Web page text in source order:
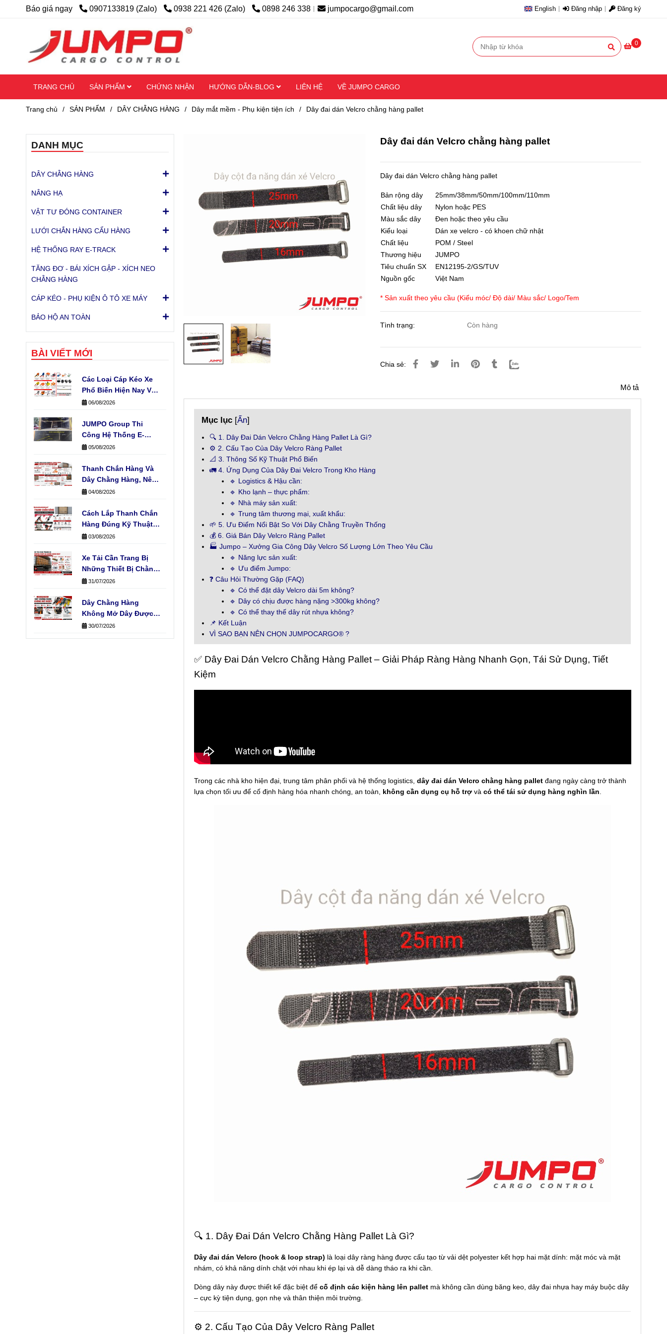
Báo giá ngay 0907133819 (Zalo) 0938 221 426 (Zalo) 0898 246 338 jumpocargo@gmail.com English Đăng nhập Đăng ký
0
TRANG CHỦ SẢN PHẨM CHỨNG NHẬN HƯỚNG DẪN-BLOG LIÊN HỆ VỀ JUMPO CARGO
Trang chủ / SẢN PHẨM / DÂY CHẰNG HÀNG / Dây mắt mềm - Phụ kiện tiện ích / Dây đai dán Velcro chằng hàng pallet
Dây đai dán Velcro chằng hàng pallet
Dây đai dán Velcro chằng hàng pallet
Bản rộng dây
25mm/38mm/50mm/100mm/110mm
Chất liệu dây
Nylon hoặc PES
Màu sắc dây
Đen hoặc theo yêu cầu
Kiểu loại
Dán xe velcro - có khoen chữ nhật
Chất liệu
POM / Steel
Thương hiệu
JUMPO
Tiêu chuẩn SX
EN12195-2/GS/TUV
Nguồn gốc
Việt Nam
* Sản xuất theo yêu cầu (Kiểu móc/ Độ dài/ Màu sắc/ Logo/Tem
Tình trạng: Còn hàng
Chia sẻ:
Mô tả
Mục lục [Ẩn]
🔍 1. Dây Đai Dán Velcro Chằng Hàng Pallet Là Gì?
⚙️ 2. Cấu Tạo Của Dây Velcro Ràng Pallet
📐 3. Thông Số Kỹ Thuật Phổ Biến
🚛 4. Ứng Dụng Của Dây Đai Velcro Trong Kho Hàng
🔹 Logistics & Hậu cần:
🔹 Kho lạnh – thực phẩm:
🔹 Nhà máy sản xuất:
🔹 Trung tâm thương mại, xuất khẩu:
🌱 5. Ưu Điểm Nổi Bật So Với Dây Chằng Truyền Thống
💰 6. Giá Bán Dây Velcro Ràng Pallet
🏭 Jumpo – Xưởng Gia Công Dây Velcro Số Lượng Lớn Theo Yêu Cầu
🔹 Năng lực sản xuất:
🔹 Ưu điểm Jumpo:
❓ Câu Hỏi Thường Gặp (FAQ)
🔹 Có thể đặt dây Velcro dài 5m không?
🔹 Dây có chịu được hàng nặng >300kg không?
🔹 Có thể thay thế dây rút nhựa không?
📌 Kết Luận
VÌ SAO BẠN NÊN CHỌN JUMPOCARGO® ?
✅ Dây Đai Dán Velcro Chằng Hàng Pallet – Giải Pháp Ràng Hàng Nhanh Gọn, Tái Sử Dụng, Tiết
Kiệm
Trong các nhà kho hiện đại, trung tâm phân phối và hệ thống logistics, dây đai dán Velcro chằng hàng palletđang ngày càng trở thành
lựa chọn tối ưu để cố định hàng hóa nhanh chóng, an toàn, không cần dụng cụ hỗ trợvà có thể tái sử dụng hàng nghìn lần.
🔍 1. Dây Đai Dán Velcro Chằng Hàng Pallet Là Gì?
Dây đai dán Velcro (hook & loop strap) là loại dây ràng hàng được cấu tạo từ vải dệt polyester kết hợp hai mặt dính: mặt móc và mặt
nhám, có khả năng dính chặt với nhau khi ép lại và dễ dàng tháo ra khi cần.
Dòng dây này được thiết kế đặc biệt để cố định các kiện hàng lên palletmà không cần dùng băng keo, dây đai nhựa hay máy buộc dây
– cực kỳ tiện dụng, gọn nhẹ và thân thiện môi trường.
⚙️ 2. Cấu Tạo Của Dây Velcro Ràng Pallet
DANH MỤC
DÂY CHẰNG HÀNG
NÂNG HẠ
VẬT TƯ ĐÓNG CONTAINER
LƯỚI CHẮN HÀNG CẨU HÀNG
HỆ THỐNG RAY E-TRACK
TĂNG ĐƠ - BÁI XÍCH GẬP - XÍCH NEO
CHẰNG HÀNG
CÁP KÉO - PHỤ KIỆN Ô TÔ XE MÁY
BẢO HỘ AN TOÀN
BÀI VIẾT MỚI
Các Loại Cáp Kéo Xe
Phổ Biến Hiện Nay Và
Ứng Dụng Thực Tế
06/08/2026
JUMPO Group Thi
Công Hệ Thống E-
Track Cho Xe Tải Của
05/08/2026
Thanh Chắn Hàng Và
Dây Chằng Hàng, Nên
Chọn Loại Nào?
04/08/2026
Cách Lắp Thanh Chắn
Hàng Đúng Kỹ Thuật
Không Phải Ai Cũng
03/08/2026
Xe Tải Cần Trang Bị
Những Thiết Bị Chằng
Hàng Nào?
31/07/2026
Dây Chằng Hàng
Không Mở Dây Được?
Kiểm Tra Ngay Trục
30/07/2026